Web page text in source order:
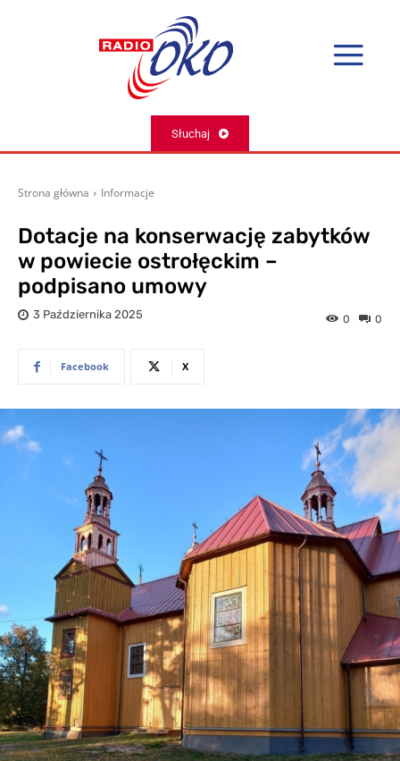
Słuchaj
Strona główna Informacje
Dotacje na konserwację zabytków
w powiecie ostrołęckim –
podpisano umowy
3 Października 2025 0
0
Facebook X